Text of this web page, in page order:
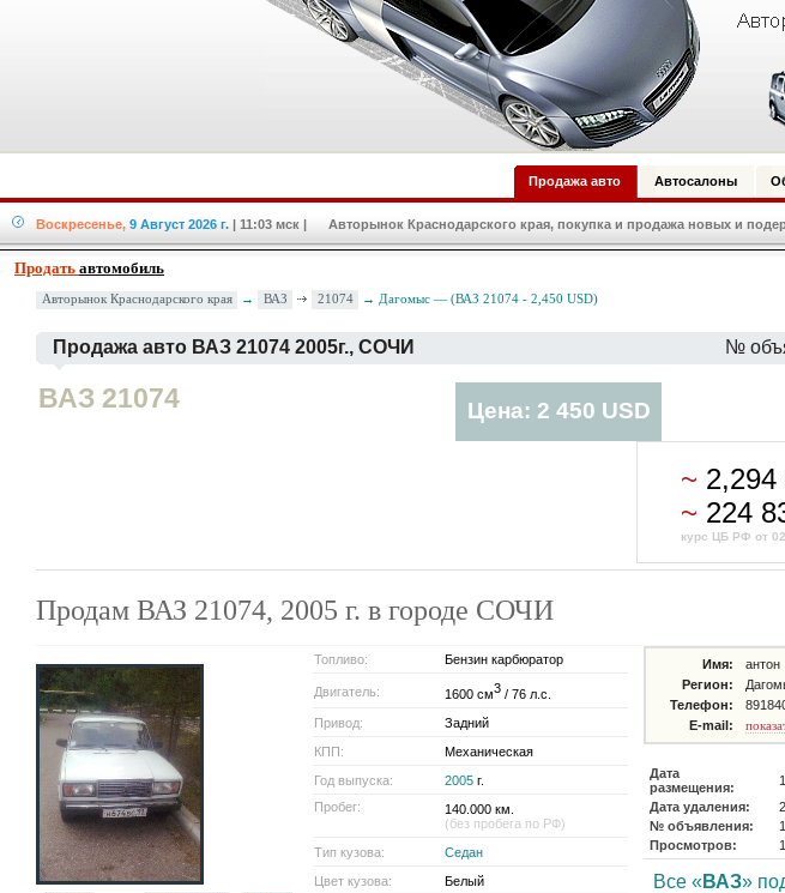
Продажа авто Автосалоны
Воскресенье, 9 Август 2026 г. | 11:03 мск | Авторынок Краснодарского края, покупка и продажа новых и
Продать автомобиль
Авторынок Краснодарского края → ВАЗ 21074 → Дагомыс — (ВАЗ 21074 - 2,450 USD)
Продажа авто ВАЗ 21074 2005г., СОЧИ №
ВАЗ 21074 Цена: 2 450 USD
~ 2,294
~ 224
курс ЦБ РФ от
Продам ВАЗ 21074, 2005 г. в городе СОЧИ
Топливо: Бензин карбюратор
Двигатель: 1600 см3 / 76 л.с.
Привод:
Задний
КПП:
Механическая
Год выпуска:
2005 г.
Пробег:
140.000 км.
(без пробега по РФ)
Тип кузова:
Седан
Цвет кузова:
Белый
Имя:
антон
Регион:
Телефон:
E-mail:
Дата
размещения:
Дата удаления:
№ объявления:
Просмотров:
Все « ВАЗ»